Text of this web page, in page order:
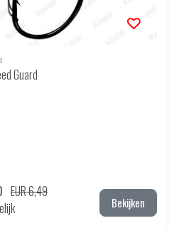
Guard
EUR 6,49
Bekijken